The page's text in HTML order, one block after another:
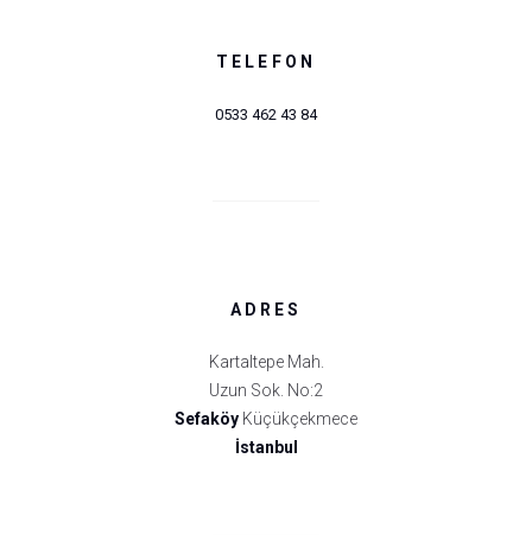
TELEFON
0533 462 43 84
ADRES
Kartaltepe Mah.
Uzun Sok. No:2
Sefaköy Küçükçekmece
İstanbul